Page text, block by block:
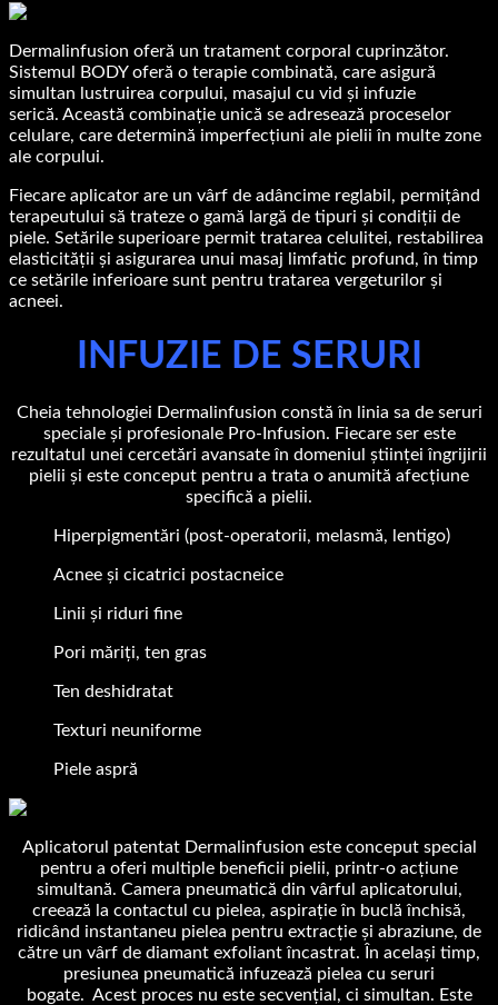
Dermalinfusion oferă un tratament corporal cuprinzător.
Sistemul BODY oferă o terapie combinată, care asigură
simultan lustruirea corpului, masajul cu vid și infuzie
serică. Această combinație unică se adresează proceselor
celulare, care determină imperfecțiuni ale pielii în multe zone
ale corpului.
Fiecare aplicator are un vârf de adâncime reglabil, permițând
terapeutului să trateze o gamă largă de tipuri și condiții de
piele. Setările superioare permit tratarea celulitei, restabilirea
elasticității și asigurarea unui masaj limfatic profund, în timp
ce setările inferioare sunt pentru tratarea vergeturilor și
acneei.
INFUZIE DE SERURI
Cheia tehnologiei Dermalinfusion constă în linia sa de seruri
speciale și profesionale Pro-Infusion. Fiecare ser este
rezultatul unei cercetări avansate în domeniul științei îngrijirii
pielii și este conceput pentru a trata o anumită afecțiune
specifică a pielii.
Hiperpigmentări (post-operatorii, melasmă, lentigo)
Acnee și cicatrici postacneice
Linii și riduri fine
Pori măriți, ten gras
Ten deshidratat
Texturi neuniforme
Piele aspră
Aplicatorul patentat Dermalinfusion este conceput special
pentru a oferi multiple beneficii pielii, printr-o acțiune
simultană. Camera pneumatică din vârful aplicatorului,
creează la contactul cu pielea, aspirație în buclă închisă,
ridicând instantaneu pielea pentru extracție și abraziune, de
către un vârf de diamant exfoliant încastrat. În același timp,
presiunea pneumatică infuzează pielea cu seruri
bogate. Acest proces nu este secvențial, ci simultan. Este